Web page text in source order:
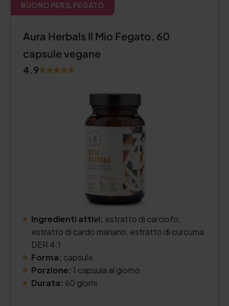
BUONO PER IL FEGATO
Aura Herbals Il Mio Fegato, 60
capsule vegane
4.9
Ingredienti attivi: estratto di carciofo,
estratto di cardo mariano, estratto di curcuma
DER 4:1
Forma: capsule
Porzione: 1 capsula al giorno
Durata: 60 giorni